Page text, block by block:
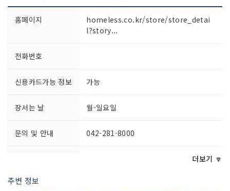
홈페이지
homeless.co.kr/store/store_detai
l?story...
전화번호
신용카드가능 정보 가능
장서는 날 월-일요일
문의 및 안내 042-281-8000
주차시설
더보기 🔽
주변 정보